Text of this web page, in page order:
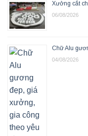
Xưởng cắt
06/08/2026
Chữ Alu
04/08/2026